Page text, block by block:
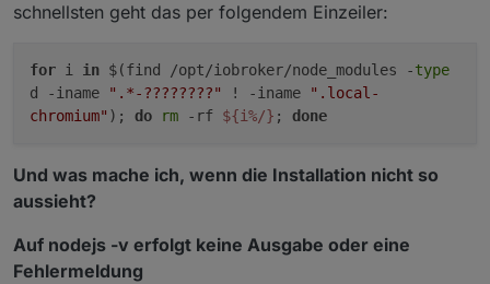
schnellsten geht das per folgendem Einzeiler:
for i in $(find /opt/iobroker/node_modules -type
d -iname
".*-????????" ! -iname
".local-
chromium" ); do rm -rf ${i%/} ; done
Und was mache ich, wenn die Installation nicht so
aussieht?
Auf nodejs -v erfolgt keine Ausgabe oder eine
Fehlermeldung